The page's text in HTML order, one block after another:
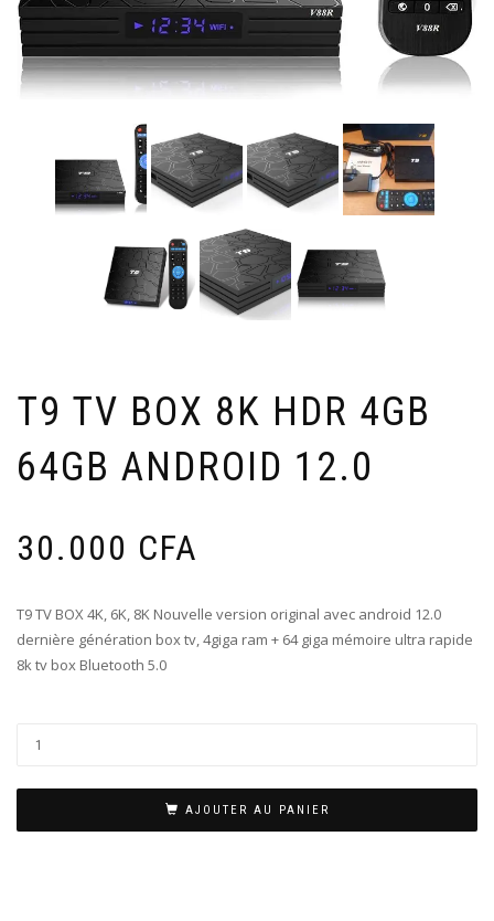
T9 TV BOX 8K HDR 4GB
64GB ANDROID 12.0
30.000 CFA
T9 TV BOX 4K, 6K, 8K Nouvelle version original avec android 12.0
dernière génération box tv, 4giga ram + 64 giga mémoire ultra rapide
8k tv box Bluetooth 5.0
AJOUTER AU PANIER